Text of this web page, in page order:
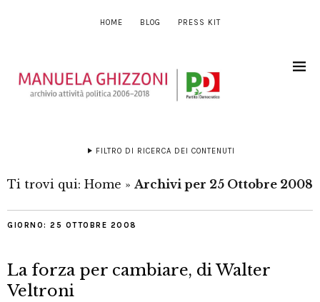
HOME BLOG PRESS KIT
FILTRO DI RICERCA DEI CONTENUTI
Ti trovi qui: Home » Archivi per 25 Ottobre 2008
GIORNO: 25 OTTOBRE 2008
La forza per cambiare, di Walter
Veltroni